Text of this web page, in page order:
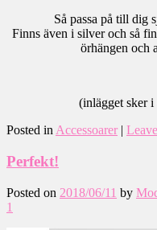
Så passa på till dig
Finns även i silver och så
örhängen och
(inlägget sker i
Posted in Accessoarer |
Perfekt!
Posted on 2018/06/11 by
1